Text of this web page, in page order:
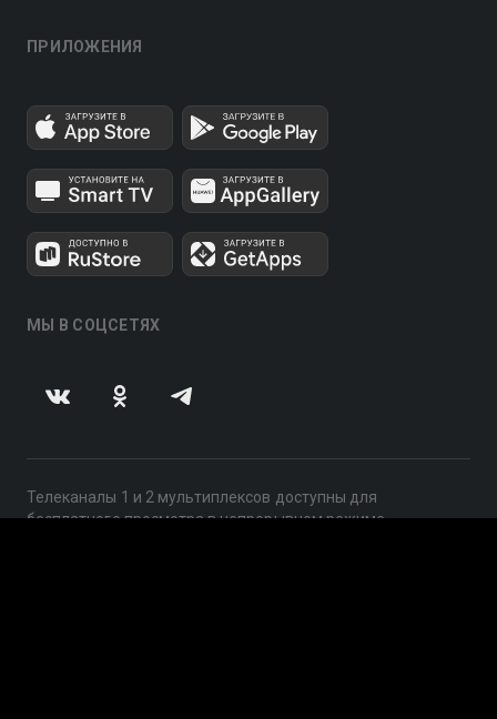
ПРИЛОЖЕНИЯ
МЫ В СОЦСЕТЯХ
Телеканалы 1 и 2 мультиплексов доступны для
бесплатного просмотра в непрерывном режиме,